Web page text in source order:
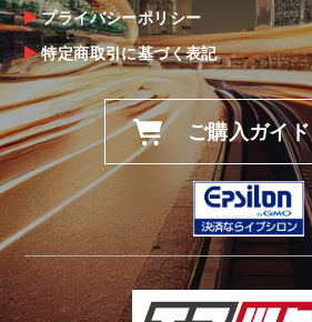
プライバシーポリシー
特定商取引に基づく表記
ご購入ガイド